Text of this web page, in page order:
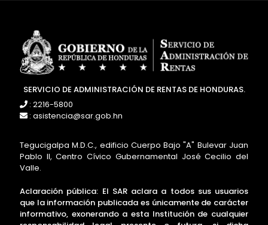
SERVICIO DE ADMINISTRACIÓN DE RENTAS DE HONDURAS.
: 2216-5800
: asistencia@sar.gob.hn
Tegucigalpa M.D.C., edificio Cuerpo Bajo "A" Bulevar Juan
Pablo II, Centro Cívico Gubernamental José Cecilio del
Valle.
Aclaración pública: El SAR aclara a todos sus usuarios
que la información publicada es únicamente de carácter
informativo, exonerando a esta Institución de cualquier